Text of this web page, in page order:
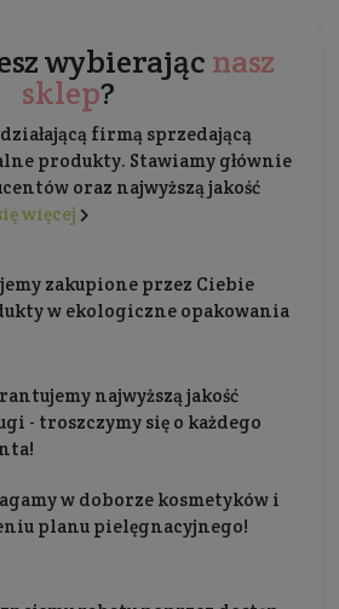
wybierając nasz
sklep?
firmą sprzedającą
produkty. Stawiamy głównie
oraz najwyższą jakość
więcej
zakupione przez Ciebie
w ekologiczne opakowania
najwyższą jakość
- troszczymy się o każdego
w doborze kosmetyków i
planu pielęgnacyjnego!